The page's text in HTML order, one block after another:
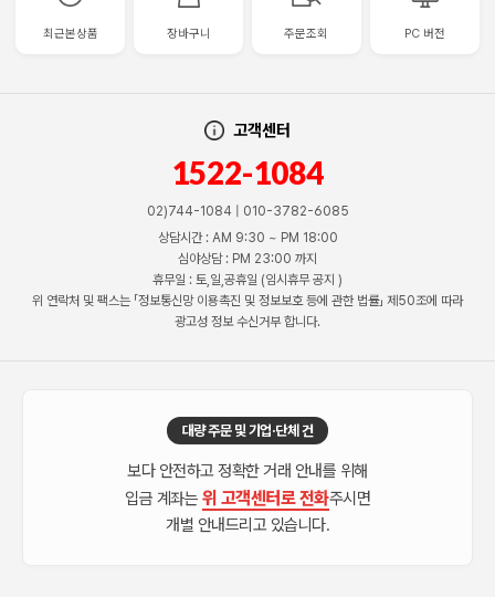
최근본상품 장바구니 주문조회 PC 버전
고객센터
1522-1084
02)744-1084 | 010-3782-6085
상담시간 : AM 9:30 ~ PM 18:00
심야상담 : PM 23:00 까지
휴무일 : 토,일,공휴일 (임시휴무 공지 )
위 연락처 및 팩스는 「정보통신망 이용촉진 및 정보보호 등에 관한 법률」 제50조에 따라
광고성 정보 수신거부 합니다.
대량 주문 및 기업·단체 건
보다 안전하고 정확한 거래 안내를 위해
입금 계좌는 위 고객센터로 전화주시면
개별 안내드리고 있습니다.